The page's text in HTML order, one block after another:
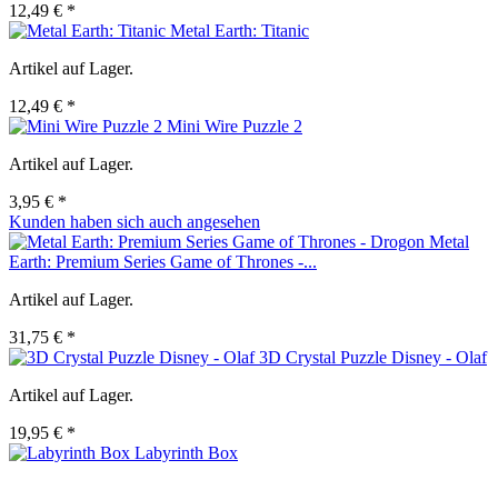
12,49 € *
Metal Earth: Titanic
Artikel auf Lager.
12,49 € *
Mini Wire Puzzle 2
Artikel auf Lager.
3,95 € *
Kunden haben sich auch angesehen
Metal
Earth: Premium Series Game of Thrones -...
Artikel auf Lager.
31,75 € *
3D Crystal Puzzle Disney - Olaf
Artikel auf Lager.
19,95 € *
Labyrinth Box